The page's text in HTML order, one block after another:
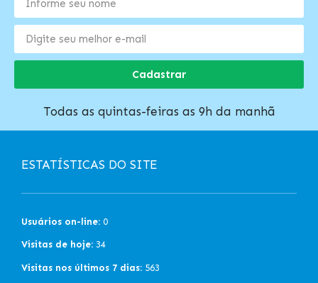
Cadastrar
Todas as quintas-feiras as 9h da manhã
ESTATÍSTICAS DO SITE
Usuários on-line: 0
Visitas de hoje: 34
Visitas nos últimos 7 dias: 563